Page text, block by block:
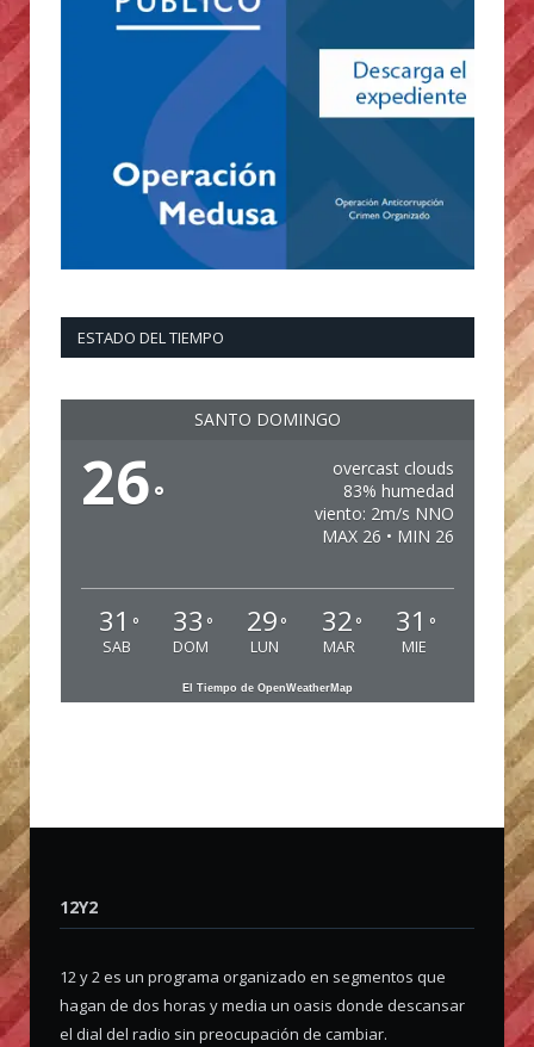
ESTADO DEL TIEMPO
SANTO DOMINGO
26°
overcast clouds
83% humedad
viento: 2m/s NNO
MAX 26 • MIN 26
31 °
SAB
33 °
DOM
29 °
LUN
32 °
MAR
31 °
MIE
El Tiempo de OpenWeatherMap
12Y2
12 y 2 es un programa organizado en segmentos que
hagan de dos horas y media un oasis donde descansar
el dial del radio sin preocupación de cambiar.